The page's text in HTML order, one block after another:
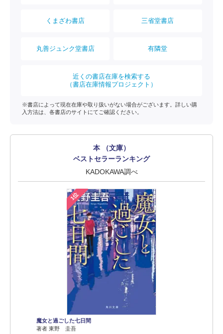
くまざわ書店 三省堂書店
丸善ジュンク堂書店 有隣堂
近くの書店在庫を検索する
（書店在庫情報プロジェクト）
※書店によって現在在庫や取り扱いがない場合がございます。詳しい購
入方法は、各書店のサイトにてご確認ください。
本 （文庫）
ベストセラーランキング
KADOKAWA調べ
1位
魔女と過ごした七日間
著者 東野 圭吾